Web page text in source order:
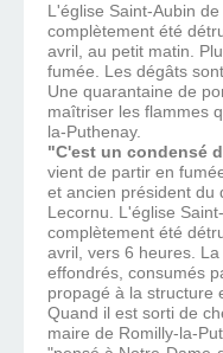
L'église Saint-Aubin
complètement été
avril, au petit matin.
fumée. Les dégâts
Une quarantaine de
maîtriser les flammes
la-Puthenay.
"C'est un condensé
vient de partir en
et ancien président du
Lecornu. L'église
complètement été
avril, vers 6 heures.
effondrés, consumés
propagé à la structure
Quand il est sorti de
maire de Romilly-la-